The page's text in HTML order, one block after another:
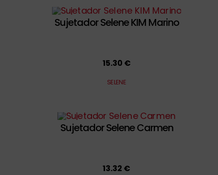
Sujetador Selene KIM Marino
15.30 €
SELENE
Sujetador Selene Carmen
13.32 €